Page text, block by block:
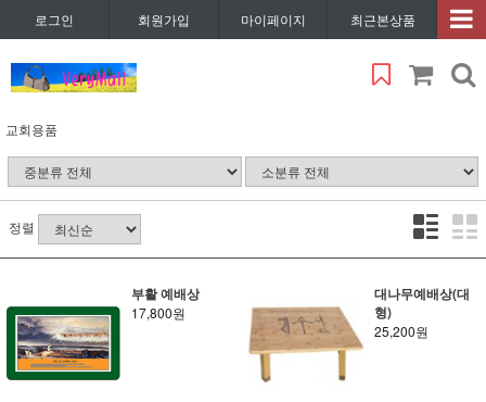
로그인 회원가입 마이페이지 최근본상품
교회용품
정렬
부활 예배상
17,800원
대나무예배상(대
형)
25,200원